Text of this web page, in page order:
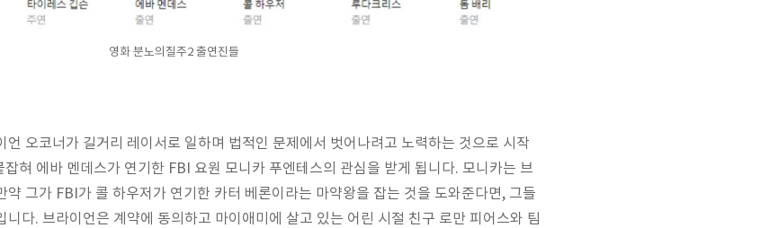
영화 분노의질주2 출연진들
언 오코너가 길거리 레이서로 일하며 법적인 문제에서 벗어나려고 노력하는 것으로 시작
혀 에바 멘데스가 연기한 FBI 요원 모니카 푸엔테스의 관심을 받게 됩니다. 모니카는 브
약 그가 FBI가 콜 하우저가 연기한 카터 베론이라는 마약왕을 잡는 것을 도와준다면, 그들
니다. 브라이언은 계약에 동의하고 마이애미에 살고 있는 어린 시절 친구 로만 피어스와 팀